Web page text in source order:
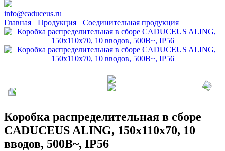
info@caduceus.ru
Главная
Продукция Соединительная продукция
Коробка распределительная в сборе
CADUCEUS ALING, 150х110х70, 10
вводов, 500В~, IP56